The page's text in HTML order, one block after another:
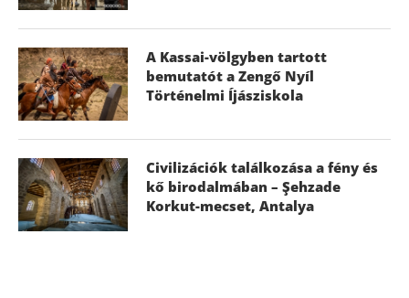
A Kassai-völgyben tartott
bemutatót a Zengő Nyíl
Történelmi Íjásziskola
Civilizációk találkozása a fény és
kő birodalmában – Şehzade
Korkut-mecset, Antalya